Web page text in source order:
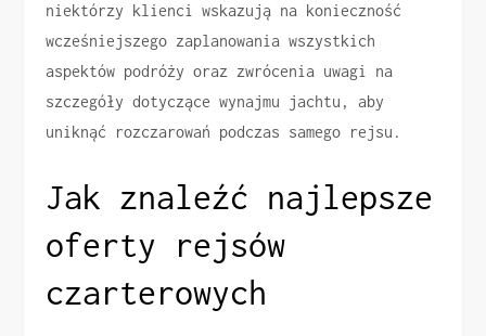
niektórzy klienci wskazują na konieczność
wcześniejszego zaplanowania wszystkich
aspektów podróży oraz zwrócenia uwagi na
szczegóły dotyczące wynajmu jachtu, aby
uniknąć rozczarowań podczas samego rejsu.
Jak znaleźć najlepsze
oferty rejsów
czarterowych